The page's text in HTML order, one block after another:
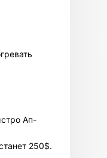
Ап-
250$.